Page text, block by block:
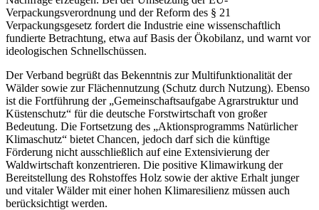
Verpackungsverordnung und der Reform des § 21
Verpackungsgesetz fordert die Industrie eine wissenschaftlich
fundierte Betrachtung, etwa auf Basis der Ökobilanz, und warnt vor
ideologischen Schnellschüssen.
Der Verband begrüßt das Bekenntnis zur Multifunktionalität der
Wälder sowie zur Flächennutzung (Schutz durch Nutzung). Ebenso
ist die Fortführung der „Gemeinschaftsaufgabe Agrarstruktur und
Küstenschutz“ für die deutsche Forstwirtschaft von großer
Bedeutung. Die Fortsetzung des „Aktionsprogramms Natürlicher
Klimaschutz“ bietet Chancen, jedoch darf sich die künftige
Förderung nicht ausschließlich auf eine Extensivierung der
Waldwirtschaft konzentrieren. Die positive Klimawirkung der
Bereitstellung des Rohstoffes Holz sowie der aktive Erhalt junger
und vitaler Wälder mit einer hohen Klimaresilienz müssen auch
berücksichtigt werden.